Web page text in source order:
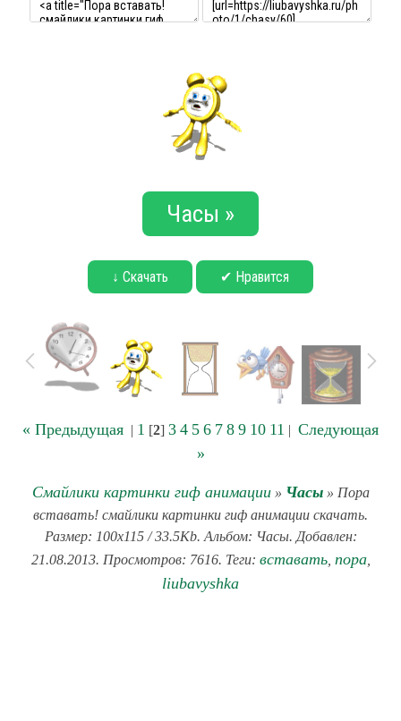
Часы »
↓ Скачать ✔ Нравится
« Предыдущая | 1 [2] 3 4 5 6 7 8 9 10 11 | Следующая
»
Смайлики картинки гиф анимации» Часы» Пора
вставать! смайлики картинки гиф анимации скачать.
Размер: 100x115 / 33.5Kb. Альбом: Часы. Добавлен:
21.08.2013. Просмотров: 7616. Теги: вставать, пора,
liubavyshka